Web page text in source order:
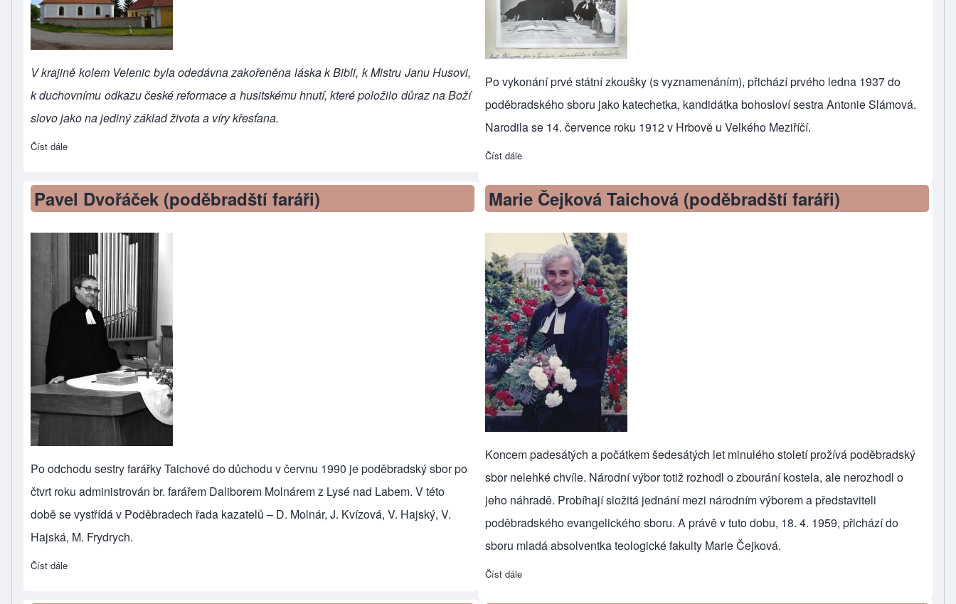
V krajině kolem Velenic byla odedávna zakořeněna láska k Bibli, k Mistru Janu Husovi,
k duchovnímu odkazu české reformace a husitskému hnutí, které položilo důraz na Boží
slovo jako na jediný základ života a víry křesťana.
Číst dále
Po vykonání prvé státní zkoušky (s vyznamenáním), přichází prvého ledna 1937 do
poděbradského sboru jako katechetka, kandidátka bohosloví sestra Antonie Slámová.
Narodila se 14. července roku 1912 v Hrbově u Velkého Meziříčí.
Číst dále
Pavel Dvořáček (poděbradští faráři)
Po odchodu sestryfarářky Taichovédo důchodu v červnu 1990 je poděbradský sbor po
čtvrt roku administrován br. farářem Daliborem Molnárem z Lysé nad Labem. V této
době se vystřídá v Poděbradech řada kazatelů – D. Molnár, J. Kvízová, V. Hajský, V.
Hajská, M. Frydrych.
Číst dále
Marie Čejková Taichová (poděbradští faráři)
Koncem padesátých a počátkem šedesátých let minulého století prožívá poděbradský
sbor nelehké chvíle. Národní výbor totiž rozhodl o zbourání kostela, ale nerozhodl o
jeho náhradě. Probíhají složitá jednání mezi národním výborem a představiteli
poděbradského evangelického sboru. A právě v tuto dobu, 18. 4. 1959, přichází do
sboru mladá absolventka teologické fakulty Marie Čejková.
Číst dále